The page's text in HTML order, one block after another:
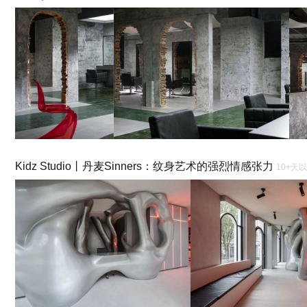
Kidz Studio丨丹麦Sinners：纹身艺术的强烈情感张力 10+天